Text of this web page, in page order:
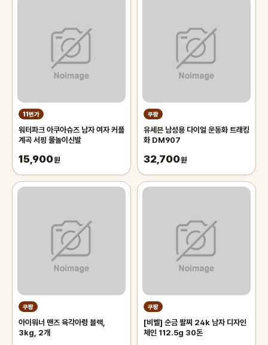
11번가
워터파크 아쿠아슈즈 남자 여자 커플
계곡 서핑 물놀이신발
15,900원
쿠팡
유세븐 남성용 다이얼 운동화 트래킹
화 DM907
32,700원
쿠팡
아이워너 맨즈 육각아령 블랙,
3kg, 2개
쿠팡
[비벨] 순금 팔찌 24k 남자 디자인
체인 112.5g 30돈